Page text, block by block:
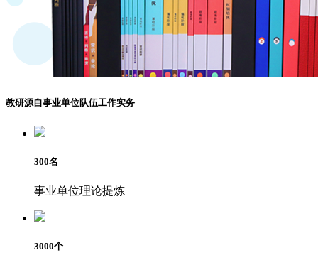
教研源自事业单位队伍工作实务
300名
事业单位理论提炼
3000个